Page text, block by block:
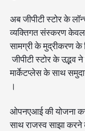
अब जीपीटी स्टोर के
व्यक्तिगत संस्करण
सामग्री के मुद्रीकरण के
जीपीटी स्टोर के उद्भव
मार्केटप्लेस के साथ
।
ओपनएआई की योजना
साथ राजस्व साझा